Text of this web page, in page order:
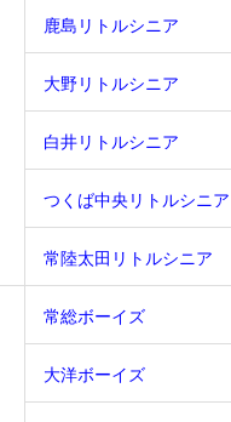
鹿島リトルシニア
大野リトルシニア
白井リトルシニア
つくば中央リトルシニア
常陸太田リトルシニア
常総ボーイズ
大洋ボーイズ